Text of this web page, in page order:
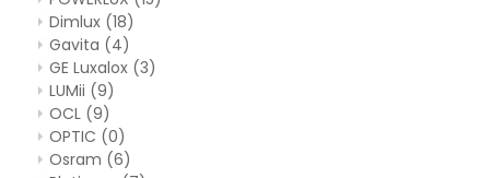
Dimlux (18)
Gavita (4)
GE Luxalox (3)
LUMii (9)
OCL (9)
OPTIC (0)
Osram (6)